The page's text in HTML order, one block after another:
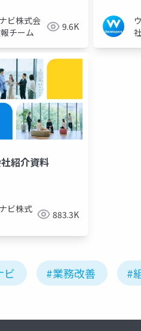
ビ株式会
チーム
9.6K
紹介資料
ビ株式
883.3K
ビ #業務改善 #